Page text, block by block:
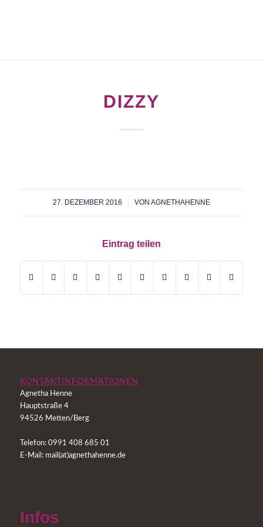
DIZZY
27. DEZEMBER 2016
/ VON AGNETHAHENNE
Eintrag teilen
KONTAKTINFORMATIONEN
Agnetha Henne
Hauptstraße 4
94526 Metten/Berg
Telefon: 0991 408 685 01
E-Mail: mail(at)agnethahenne.de
Infos